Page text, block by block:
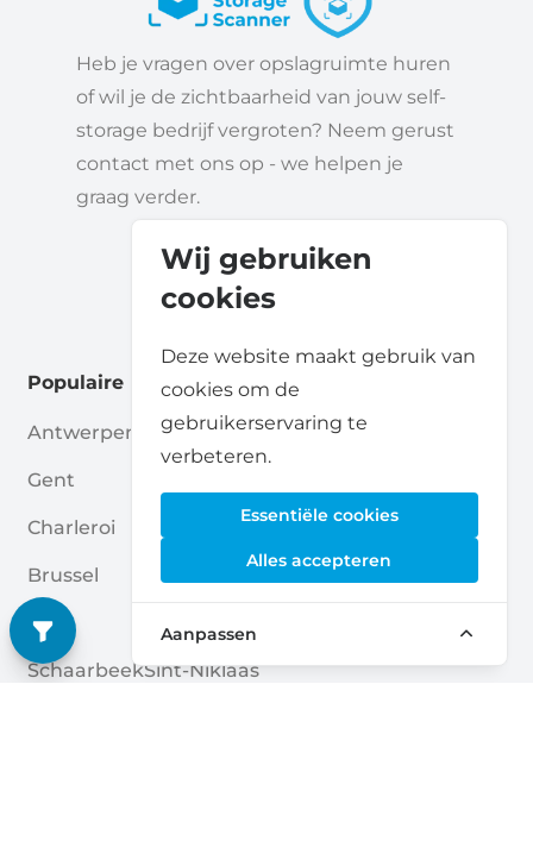
Wij gebruiken
cookies
Deze website maakt gebruik van
cookies om de
gebruikerservaring te
verbeteren.
Essentiële cookies
Alles accepteren
Aanpassen
Heb je vragen over opslagruimte huren
of wil je de zichtbaarheid van jouw self-
storage bedrijf vergroten? Neem gerust
contact met ons op - we helpen je
graag verder.
Populaire locaties
Antwerpen
Gent
Charleroi
Brussel
Luik
Schaarbeek
Aalst
Beveren-Kruibeke-Zwijndrecht
Ukkel
Sint-Niklaas